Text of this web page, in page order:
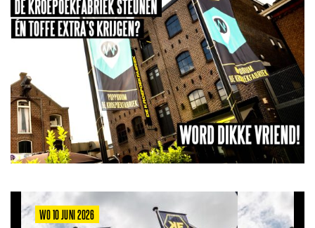
WO 10 JUNI 2026